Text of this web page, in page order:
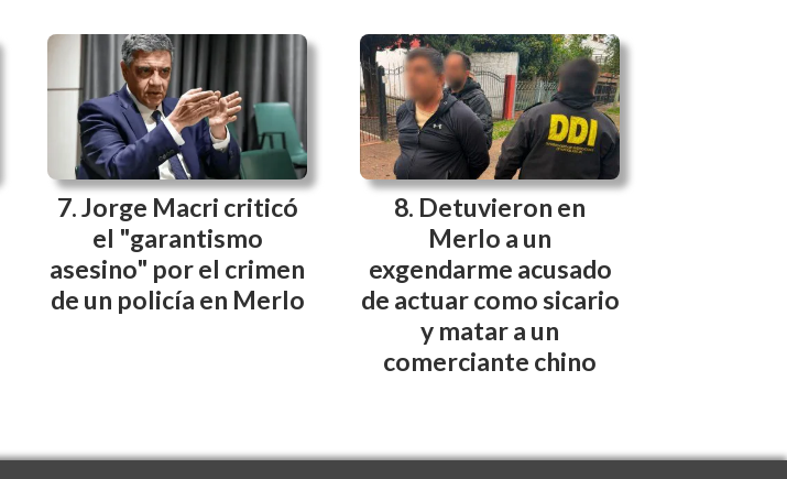
Jorge Macri criticó
el "garantismo
asesino" por el crimen
de un policía en Merlo
Detuvieron en
Merlo a un
exgendarme acusado
de actuar como sicario
y matar a un
comerciante chino